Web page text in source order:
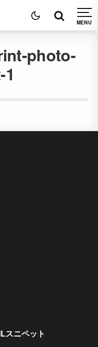
photo-
スニペット